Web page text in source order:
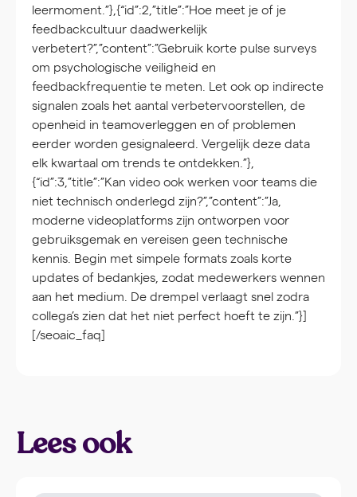
leermoment.”},{“id”:2,”title”:”Hoe meet je of je
feedbackcultuur daadwerkelijk
verbetert?”,”content”:”Gebruik korte pulse surveys
om psychologische veiligheid en
feedbackfrequentie te meten. Let ook op indirecte
signalen zoals het aantal verbetervoorstellen, de
openheid in teamoverleggen en of problemen
eerder worden gesignaleerd. Vergelijk deze data
elk kwartaal om trends te ontdekken.”},
{“id”:3,”title”:”Kan video ook werken voor teams die
niet technisch onderlegd zijn?”,”content”:”Ja,
moderne videoplatforms zijn ontworpen voor
gebruiksgemak en vereisen geen technische
kennis. Begin met simpele formats zoals korte
updates of bedankjes, zodat medewerkers wennen
aan het medium. De drempel verlaagt snel zodra
collega’s zien dat het niet perfect hoeft te zijn.”}]
[/seoaic_faq]
Lees ook